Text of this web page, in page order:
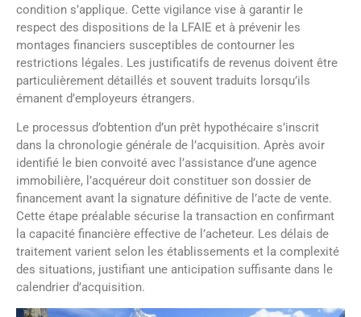
condition s’applique. Cette vigilance vise à garantir le
respect des dispositions de la LFAIE et à prévenir les
montages financiers susceptibles de contourner les
restrictions légales. Les justificatifs de revenus doivent être
particulièrement détaillés et souvent traduits lorsqu’ils
émanent d’employeurs étrangers.
Le processus d’obtention d’un prêt hypothécaire s’inscrit
dans la chronologie générale de l’acquisition. Après avoir
identifié le bien convoité avec l’assistance d’une agence
immobilière, l’acquéreur doit constituer son dossier de
financement avant la signature définitive de l’acte de vente.
Cette étape préalable sécurise la transaction en confirmant
la capacité financière effective de l’acheteur. Les délais de
traitement varient selon les établissements et la complexité
des situations, justifiant une anticipation suffisante dans le
calendrier d’acquisition.